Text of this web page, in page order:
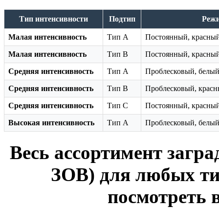
Тип интенсивности Подтип
Малая интенсивность Тип А Постоянный,
Малая интенсивность Тип В Постоянный,
Средняя интенсивность Тип А Проблесковый,
Средняя интенсивность Тип В Проблесковый,
Средняя интенсивность Тип С Постоянный,
Высокая интенсивность Тип А Проблесковый,
Весь ассортимент
ЗОВ) для любых
посмотреть